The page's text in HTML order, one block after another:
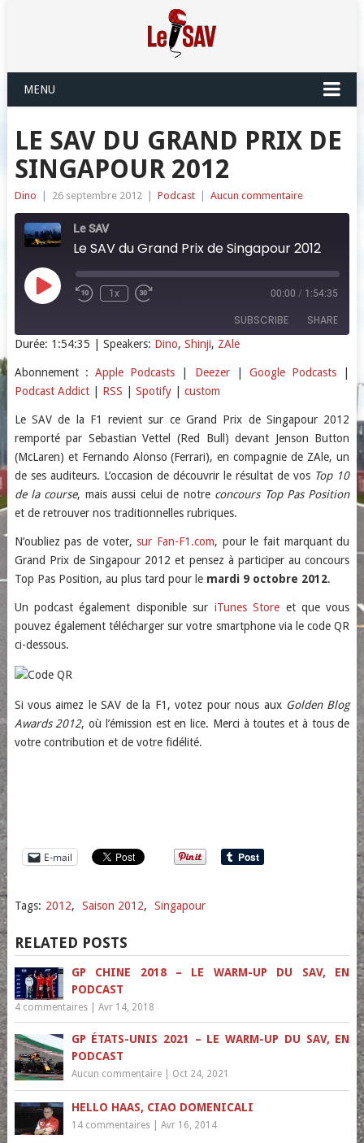
MENU
LE SAV DU GRAND PRIX DE
SINGAPOUR 2012
Dino 26 septembre 2012 Podcast Aucun commentaire
Le SAV
Le SAV du Grand Prix de Singapour 2012
Play
Episode
1x 00:00 / 1:54:35
SUBSCRIBE SHARE
Apple Podcasts Deezer
Google Podcasts Podcast Addict
RSS Spotify
custom
RSS FEED
SHARE
EMBED
Durée: 1:54:35 | Speakers: Dino, Shinji, ZAle
Abonnement : Apple Podcasts Deezer|Google Podcasts
Podcast Addict| RSS Spotify| custom
Le SAV de la F1 revient sur ce Grand Prix de Singapour 2012
remporté par Sebastian Vettel (Red Bull) devant Jenson Button
(McLaren) et Fernando Alonso (Ferrari), en compagnie de ZAle, un
de ses auditeurs. L’occasion de découvrir le résultat de vos Top 10
de la course, mais aussi celui de notre concours Top Pas Position
et de retrouver nos traditionnelles rubriques.
N’oubliez pas de voter,sur Fan-F1.com, pour le fait marquant du
Grand Prix de Singapour 2012 et pensez à participer au concours
Top Pas Position, au plus tard pour le mardi 9 octobre 2012.
Un podcast également disponible sur iTunes Store et que vous
pouvez également télécharger sur votre smartphone via le code QR
ci-dessous.
Si vous aimez le SAV de la F1, votez pour nous aux Golden Blog
Awards 2012, où l’émission est en lice. Merci à toutes et à tous de
votre contribution et de votre fidélité.
E-mail
Tags: 2012, Saison 2012, Singapour
RELATED POSTS
GP CHINE 2018 – LE WARM-UP DU SAV, EN
PODCAST
4 commentaires| Avr 14, 2018
GP ÉTATS-UNIS 2021 – LE WARM-UP DU SAV, EN
PODCAST
Aucun commentaire| Oct 24, 2021
HELLO HAAS, CIAO DOMENICALI
14 commentaires| Avr 16, 2014